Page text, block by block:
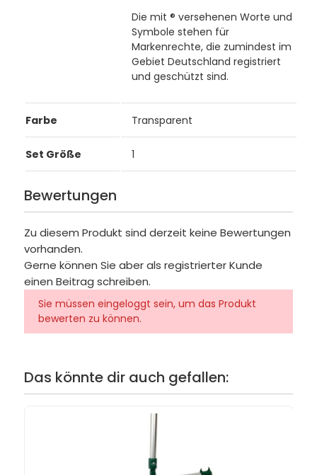
Die mit ® versehenen Worte und
Symbole stehen für
Markenrechte, die zumindest im
Gebiet Deutschland registriert
und geschützt sind.
Farbe Transparent
Set Größe 1
Bewertungen
Zu diesem Produkt sind derzeit keine Bewertungen
vorhanden.
Gerne können Sie aber als registrierter Kunde
einen Beitrag schreiben.
Sie müssen eingeloggt sein, um das Produkt
bewerten zu können.
Das könnte dir auch gefallen: